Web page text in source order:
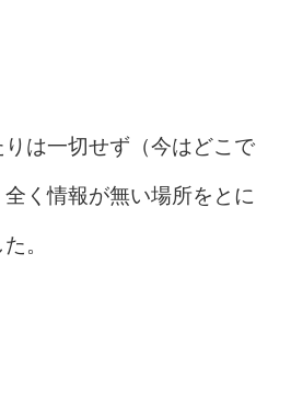
は一切せず（今はどこで
く情報が無い場所をとに
。